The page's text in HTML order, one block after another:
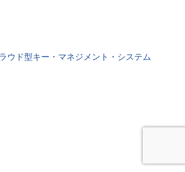
ウド型キー・マネジメント・システム